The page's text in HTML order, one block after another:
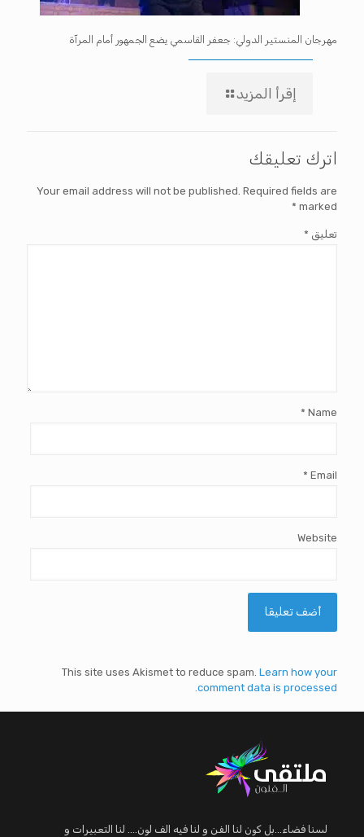
مهرجان المنستير الدولي: جعفر القاسمي يضع الجمهور أمام المرآة
إقرأ المزيد
اترك تعليقك
Your email address will not be published. Required fields are
marked
*
تعليق *
Name
*
Email
*
Website
This site uses Akismet to reduce spam. Learn how your
comment data is processed.
لسنا فضاء...بل كون لنا الفن و لنا فيه الف لون.... لنا التعبيرات و